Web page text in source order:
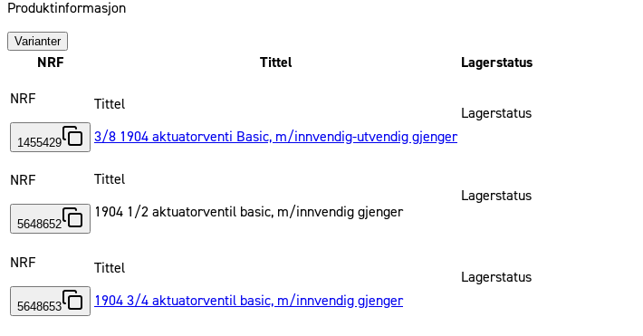
Produktinformasjon
Varianter
NRF Tittel
Lagerstatus
NRF
1455429
Tittel
3/8 1904 aktuatorventi Basic, m/innvendig-utvendig gjenger
Lagerstatus
NRF
5648652
Tittel
1904 1/2 aktuatorventil basic, m/innvendig gjenger
Lagerstatus
NRF
5648653
Tittel
1904 3/4 aktuatorventil basic, m/innvendig gjenger
Lagerstatus